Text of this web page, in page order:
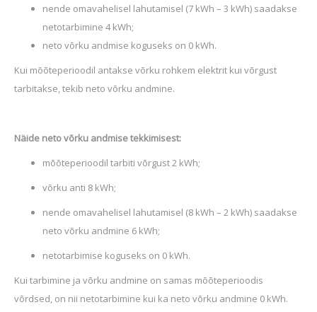
nende omavahelisel lahutamisel (7 kWh – 3 kWh) saadakse
netotarbimine 4 kWh;
neto võrku andmise koguseks on 0 kWh.
Kui mõõteperioodil antakse võrku rohkem elektrit kui võrgust
tarbitakse, tekib neto võrku andmine.
Näide neto võrku andmise tekkimisest:
mõõteperioodil tarbiti võrgust 2 kWh;
võrku anti 8 kWh;
nende omavahelisel lahutamisel (8 kWh – 2 kWh) saadakse
neto võrku andmine 6 kWh;
netotarbimise koguseks on 0 kWh.
Kui tarbimine ja võrku andmine on samas mõõteperioodis
võrdsed, on nii netotarbimine kui ka neto võrku andmine 0 kWh.